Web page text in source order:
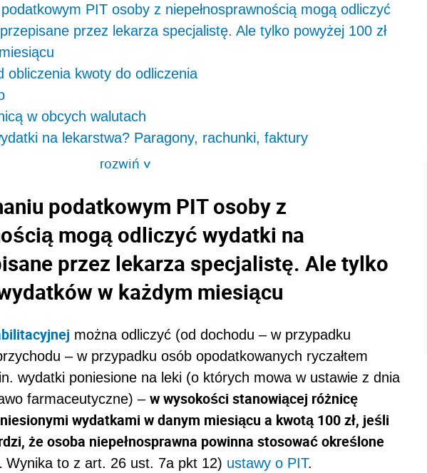
PIT osoby z niepełnosprawnością mogą odliczyć
przez lekarza specjalistę. Ale tylko powyżej 100 zł
obliczenia kwoty do odliczenia
w obcych walutach
na lekarstwa? Paragony, rachunki, faktury
rozwiń>
podatkowym PIT osoby z
mogą odliczyć wydatki na
przez lekarza specjalistę. Ale tylko
w każdym miesiącu
można odliczyć (od dochodu – w przypadku
– w przypadku osób opodatkowanych ryczałtem
wydatki poniesione na leki (o których mowa w ustawie z dnia
farmaceutyczne) – w wysokości stanowiącej różnicę
wydatkami w danym miesiącu a kwotą 100 zł, jeśli
że osoba niepełnosprawna powinna stosować określone
Wynika to z art. 26 ust. 7a pkt 12) ustawy o PIT.